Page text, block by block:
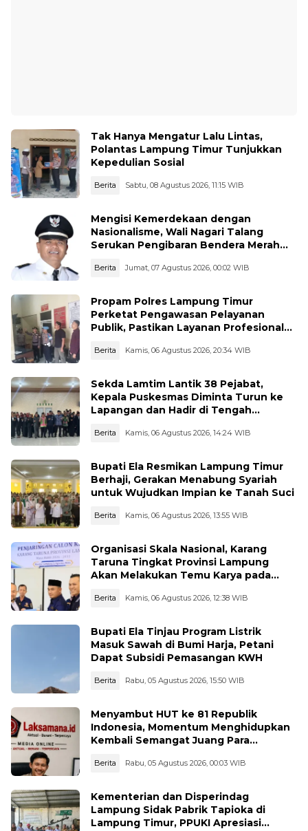
Tak Hanya Mengatur Lalu Lintas,
Polantas Lampung Timur Tunjukkan
Kepedulian Sosial
Berita Sabtu, 08 Agustus 2026, 11:15 WIB
Mengisi Kemerdekaan dengan
Nasionalisme, Wali Nagari Talang
Serukan Pengibaran Bendera Merah
Berita Jumat, 07 Agustus 2026, 00:02 WIB
Propam Polres Lampung Timur
Perketat Pengawasan Pelayanan
Publik, Pastikan Layanan Profesional
Berita Kamis, 06 Agustus 2026, 20:34 WIB
Sekda Lamtim Lantik 38 Pejabat,
Kepala Puskesmas Diminta Turun ke
Lapangan dan Hadir di Tengah
Berita Kamis, 06 Agustus 2026, 14:24 WIB
Bupati Ela Resmikan Lampung Timur
Berhaji, Gerakan Menabung Syariah
untuk Wujudkan Impian ke Tanah Suci
Berita Kamis, 06 Agustus 2026, 13:55 WIB
Organisasi Skala Nasional, Karang
Taruna Tingkat Provinsi Lampung
Akan Melakukan Temu Karya pada
Berita Kamis, 06 Agustus 2026, 12:38 WIB
Bupati Ela Tinjau Program Listrik
Masuk Sawah di Bumi Harja, Petani
Dapat Subsidi Pemasangan KWH
Berita Rabu, 05 Agustus 2026, 15:50 WIB
Menyambut HUT ke 81 Republik
Indonesia, Momentum Menghidupkan
Kembali Semangat Juang Para
Berita Rabu, 05 Agustus 2026, 00:03 WIB
Kementerian dan Disperindag
Lampung Sidak Pabrik Tapioka di
Lampung Timur, PPUKI Apresiasi